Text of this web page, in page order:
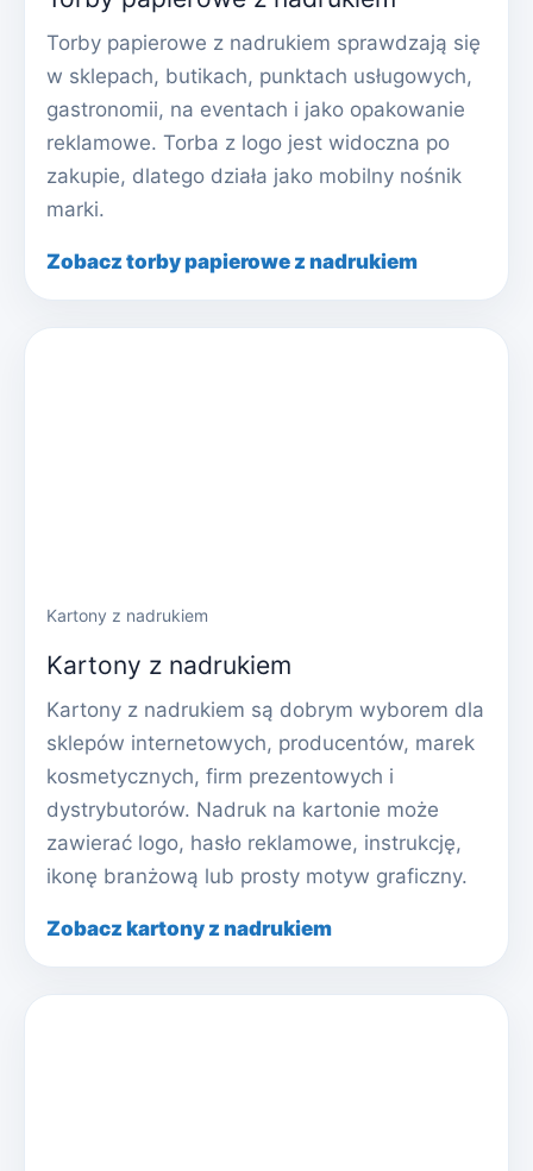
Torby papierowe z nadrukiem sprawdzają się
w sklepach, butikach, punktach usługowych,
gastronomii, na eventach i jako opakowanie
reklamowe. Torba z logo jest widoczna po
zakupie, dlatego działa jako mobilny nośnik
marki.
Zobacz torby papierowe z nadrukiem
Kartony z nadrukiem
Kartony z nadrukiem
Kartony z nadrukiem są dobrym wyborem dla
sklepów internetowych, producentów, marek
kosmetycznych, firm prezentowych i
dystrybutorów. Nadruk na kartonie może
zawierać logo, hasło reklamowe, instrukcję,
ikonę branżową lub prosty motyw graficzny.
Zobacz kartony z nadrukiem